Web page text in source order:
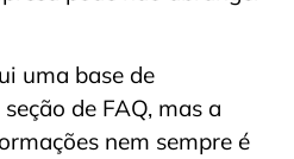
uma base de
de FAQ, mas a
nem sempre é